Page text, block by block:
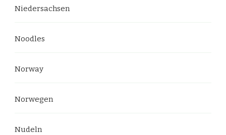
Niedersachsen
Noodles
Norway
Norwegen
Nudeln